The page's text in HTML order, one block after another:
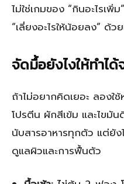
ไม่ใช่เกมของ “กินอะไรเพิ่
“เลี่ยงอะไรให้น้อยลง” ด้ว
จัดมื้อยังไงให้ทำได้
ถ้าไม่อยากคิดเยอะ ลอง
โปรตีน ผักสีเข้ม และไขมั
นับสารอาหารทุกตัว แต่ยั
ดูแลผิวและการฟื้นตัว